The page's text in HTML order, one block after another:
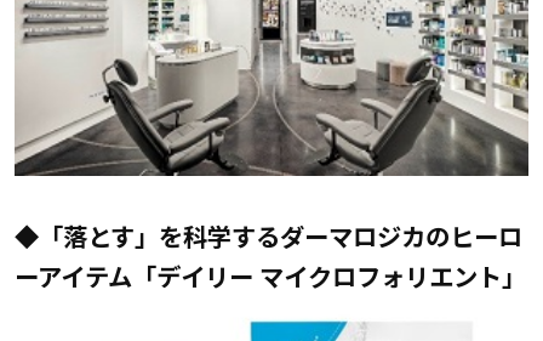
◆「落とす」を科学するダーマロジカのヒーロ
ーアイテム「デイリー マイクロフォリエント」